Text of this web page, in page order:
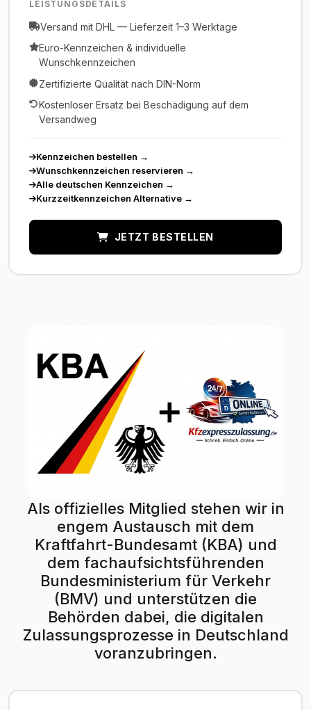
LEISTUNGSDETAILS
Versand mit DHL — Lieferzeit 1–3 Werktage
Euro-Kennzeichen & individuelle
Wunschkennzeichen
Zertifizierte Qualität nach DIN-Norm
Kostenloser Ersatz bei Beschädigung auf dem
Versandweg
Kennzeichen bestellen →
Wunschkennzeichen reservieren →
Alle deutschen Kennzeichen →
Kurzzeitkennzeichen Alternative →
JETZT BESTELLEN
Als offizielles Mitglied stehen wir in
engem Austausch mit dem
Kraftfahrt-Bundesamt (KBA) und
dem fachaufsichtsführenden
Bundesministerium für Verkehr
(BMV) und unterstützen die
Behörden dabei, die digitalen
Zulassungsprozesse in Deutschland
voranzubringen.